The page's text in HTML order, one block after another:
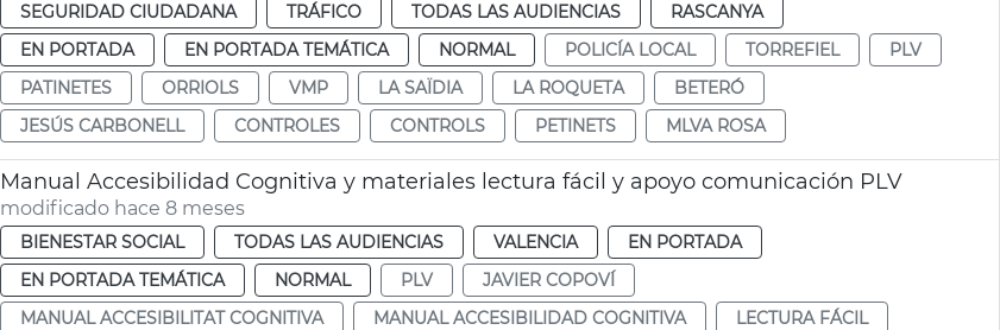
SEGURIDAD CIUDADANA TRÁFICO TODAS LAS AUDIENCIAS
RASCANYA
EN PORTADA
EN PORTADA TEMÁTICA NORMAL POLICÍA LOCAL TORREFIEL
PLV
PATINETES
ORRIOLS VMP LA SAÏDIA LA ROQUETA
BETERÓ
JESÚS CARBONELL
CONTROLES CONTROLS PETINETS MLVA ROSA
Manual Accesibilidad Cognitiva y materiales lectura fácil y apoyo comunicación PLV
modificado hace 8 meses
BIENESTAR SOCIAL TODAS LAS AUDIENCIAS VALENCIA
EN PORTADA
EN PORTADA TEMÁTICA
NORMAL PLV
JAVIER COPOVÍ
MANUAL ACCESIBILITAT COGNITIVA
MANUAL ACCESIBILIDAD COGNITIVA LECTURA FÁCIL